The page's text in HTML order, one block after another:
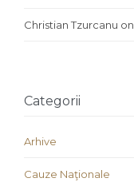
Christian Tzurcanu on
Categorii
Arhive
Cauze Naţionale